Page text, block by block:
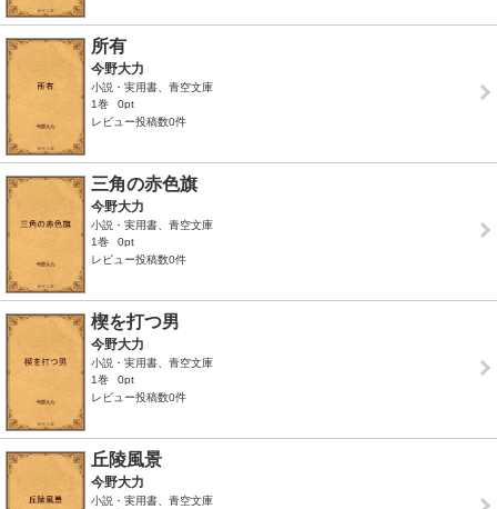
所有
今野大力
小説・実用書、青空文庫
1巻
0pt
レビュー投稿数0件
三角の赤色旗
今野大力
小説・実用書、青空文庫
1巻
0pt
レビュー投稿数0件
楔を打つ男
今野大力
小説・実用書、青空文庫
1巻
0pt
レビュー投稿数0件
丘陵風景
今野大力
小説・実用書、青空文庫